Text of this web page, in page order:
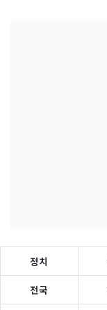
정치
전국